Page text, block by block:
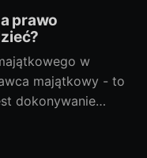
prawo
w
majątkowy - to
dokonywanie
Co jednak ma
jest